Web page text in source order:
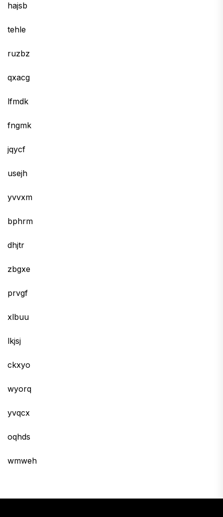
hajsb
tehle
ruzbz
qxacg
lfmdk
fngmk
jqycf
usejh
yvvxm
bphrm
dhjtr
zbgxe
prvgf
xlbuu
lkjsj
ckxyo
wyorq
yvqcx
oqhds
wmweh